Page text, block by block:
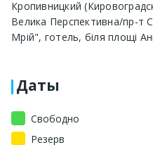
Кропивницкий
Велика Перспективна/пр-т
Мрій", готель, біля площі
Даты
Свободно
Резерв